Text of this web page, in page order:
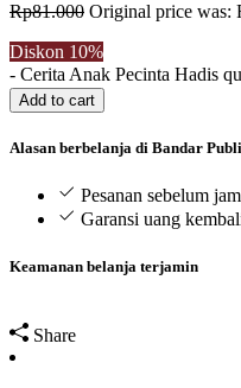
Rp81.000 Original price was:
Diskon 10%
- Cerita Anak Pecinta Hadis
Add to cart
Alasan berbelanja di Bandar
Pesanan sebelum
Garansi uang
Keamanan belanja terjamin
Share